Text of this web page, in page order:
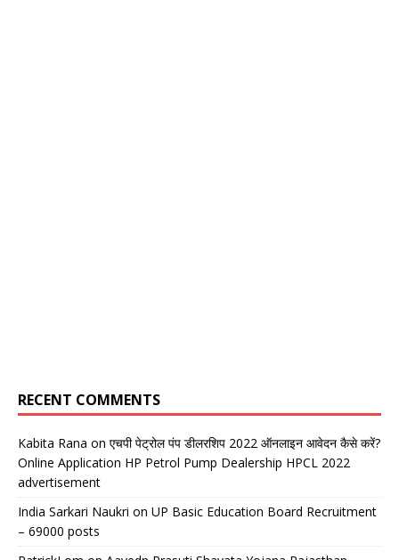
RECENT COMMENTS
Kabita Rana on एचपी पेट्रोल पंप डीलरशिप 2022 ऑनलाइन आवेदन कैसे करें?
Online Application HP Petrol Pump Dealership HPCL 2022
advertisement
India Sarkari Naukri on UP Basic Education Board Recruitment
– 69000 posts